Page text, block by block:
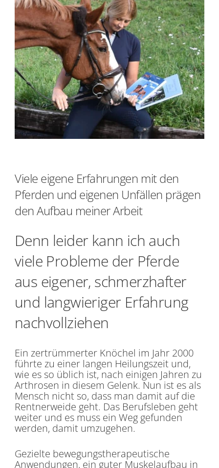
Viele eigene Erfahrungen mit den
Pferden und eigenen Unfällen prägen
den Aufbau meiner Arbeit
Denn leider kann ich auch
viele Probleme der Pferde
aus eigener, schmerzhafter
und langwieriger Erfahrung
nachvollziehen
Ein zertrümmerter Knöchel im Jahr 2000
führte zu einer langen Heilungszeit und,
wie es so üblich ist, nach einigen Jahren zu
Arthrosen in diesem Gelenk. Nun ist es als
Mensch nicht so, dass man damit auf die
Rentnerweide geht. Das Berufsleben geht
weiter und es muss ein Weg gefunden
werden, damit umzugehen.
Gezielte bewegungstherapeutische
Anwendungen, ein guter Muskelaufbau in